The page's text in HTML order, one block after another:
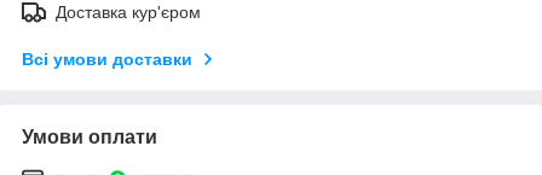
Доставка кур'єром
Всі умови доставки
Умови оплати